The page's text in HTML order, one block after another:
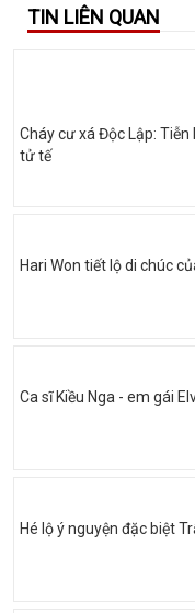
TIN LIÊN QUAN
Cháy cư xá Độc Lập:
tử tế
Hari Won tiết lộ di chúc
Ca sĩ Kiều Nga - em gái
Hé lộ ý nguyện đặc biệt